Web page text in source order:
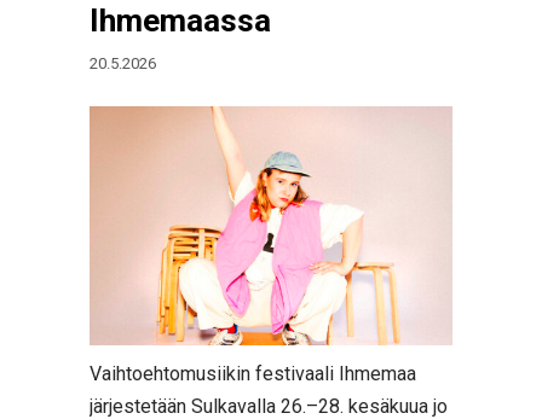
Ihmemaassa
20.5.2026
Vaihtoehtomusiikin festivaali Ihmemaa
järjestetään Sulkavalla 26.–28. kesäkuua jo